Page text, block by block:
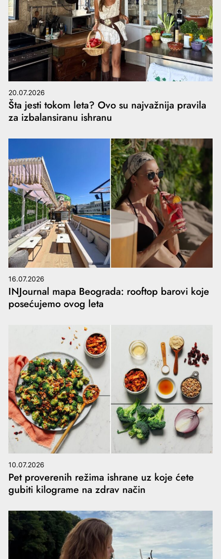
20.07.2026
Šta jesti tokom leta? Ovo su najvažnija pravila
za izbalansiranu ishranu
16.07.2026
INJournal mapa Beograda: rooftop barovi koje
posećujemo ovog leta
10.07.2026
Pet proverenih režima ishrane uz koje ćete
gubiti kilograme na zdrav način